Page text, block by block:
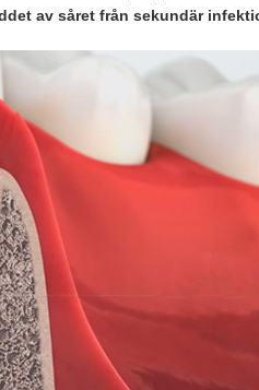
av såret från sekundär